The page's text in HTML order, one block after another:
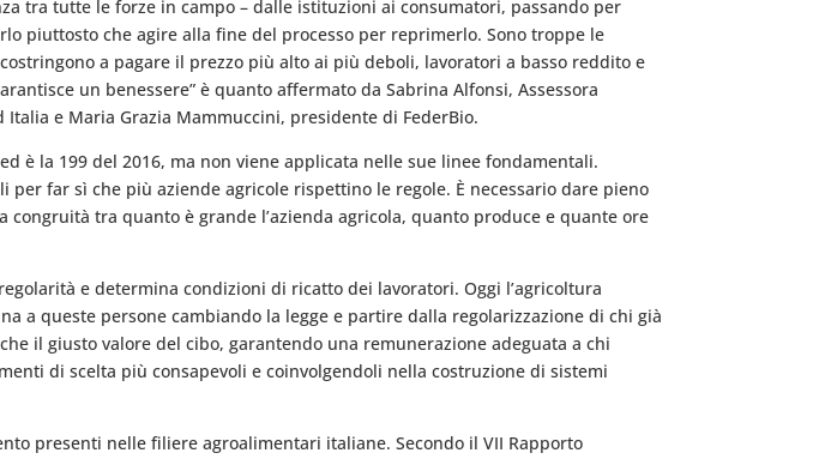
tra tutte le forze in campo – dalle istituzioni ai consumatori, passando per
piuttosto che agire alla fine del processo per reprimerlo. Sono troppe le
a pagare il prezzo più alto ai più deboli, lavoratori a basso reddito e
un benessere” è quanto affermato da Sabrina Alfonsi, Assessora
e Maria Grazia Mammuccini, presidente di FederBio.
è la 199 del 2016, ma non viene applicata nelle sue linee fondamentali.
far sì che più aziende agricole rispettino le regole. È necessario dare pieno
tra quanto è grande l’azienda agricola, quanto produce e quante ore
e determina condizioni di ricatto dei lavoratori. Oggi l’agricoltura
a queste persone cambiando la legge e partire dalla regolarizzazione di chi già
il giusto valore del cibo, garantendo una remunerazione adeguata a chi
di scelta più consapevoli e coinvolgendoli nella costruzione di sistemi
presenti nelle filiere agroalimentari italiane. Secondo il VII Rapporto